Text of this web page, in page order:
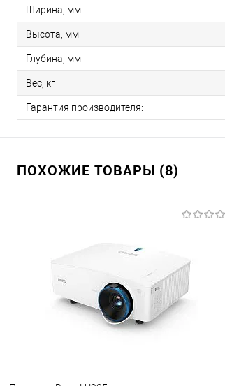
Ширина, мм
Высота, мм
Глубина, мм
Вес, кг
Гарантия производителя:
ПОХОЖИЕ ТОВАРЫ (8)